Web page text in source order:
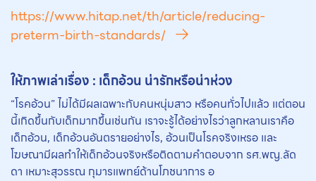
https://www.hitap.net/th/article/reducing-
preterm-birth-standards/
ให้ภาพเล่าเรื่อง : เด็กอ้วน น่ารักหรือน่าห่วง
“โรคอ้วน” ไม่ได้มีผลเฉพาะกับคนหนุ่มสาว หรือคนทั่วไปแล้ว แต่ตอน
นี้เกิดขึ้นกับเด็กมากขึ้นเช่นกัน เราจะรู้ได้อย่างไรว่าลูกหลานเราคือ
เด็กอ้วน, เด็กอ้วนอันตรายอย่างไร, อ้วนเป็นโรคจริงเหรอ และ
โฆษณามีผลทำให้เด็กอ้วนจริงหรือติดตามคำตอบจาก รศ.พญ.ลัด
ดา เหมาะสุวรรณ กุมารแพทย์ด้านโภชนาการ อ